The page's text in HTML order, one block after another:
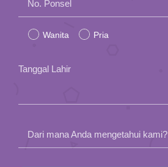
leave
this
No. Ponsel
Wanita Pria
Tanggal Lahir
Dari mana Anda mengetahui kami?